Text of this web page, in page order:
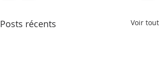
Posts récents Voir tout